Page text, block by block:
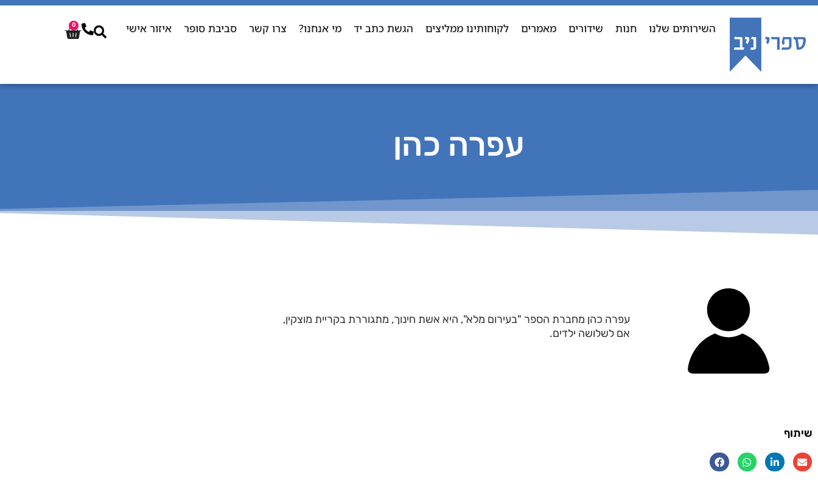
השירותים שלנו חנות שידורים מאמרים לקוחותינו ממליצים הגשת כתב יד מי אנחנו? צרו קשר סביבת סופר איזור אישי 0
עפרה כהן
עפרה כהן מחברת הספר "בעירום מלא", היא אשת חינוך, מתגוררת בקריית מוצקין,
אם לשלושה ילדים.
שיתוף